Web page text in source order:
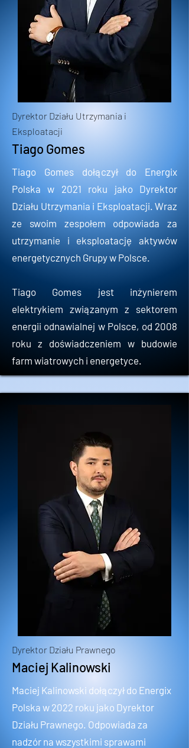
Dyrektor Działu Utrzymania i
Eksploatacji
Tiago Gomes
Tiago Gomes dołączył do Energix
Polska w 2021 roku jako Dyrektor
Działu Utrzymania i Eksploatacji. Wraz
ze swoim zespołem odpowiada za
utrzymanie i eksploatację aktywów
energetycznych Grupy w Polsce.
Tiago Gomes jest inżynierem
elektrykiem związanym z sektorem
energii odnawialnej w Polsce, od 2008
roku z doświadczeniem w budowie
farm wiatrowych i energetyce.
Dyrektor Działu Prawnego
Maciej Kalinowski
Maciej Kalinowski dołączył do Energix
Polska w 2022 roku jako Dyrektor
Działu Prawnego. Odpowiada za
nadzór na wszystkimi sprawami